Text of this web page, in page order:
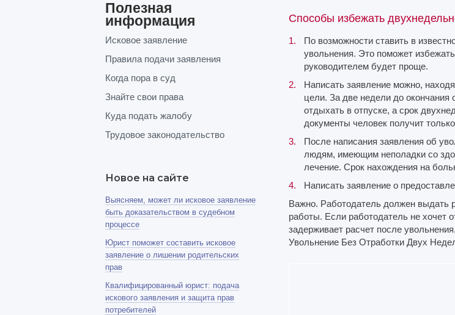
Способы избежать
По возможности ставить в
увольнения. Это поможет
руководителем будет проще.
Написать заявление можно,
цели. За две недели до окончания
отдыхать в отпуске, а срок
документы человек получит
После написания заявления об
людям, имеющим неполадки со
лечение. Срок нахождения на
Написать заявление о
Важно. Работодатель должен выдать
работы. Если работодатель не хочет
задерживает расчет после
Увольнение Без Отработки Двух
Полезная
информация
Исковое заявление
Правила подачи заявления
Когда пора в суд
Знайте свои права
Куда подать жалобу
Трудовое законодательство
Новое на сайте
Выясняем, может ли исковое заявление
быть доказательством в судебном
процессе
Юрист поможет составить исковое
заявление о лишении родительских
прав
Квалифицированный юрист: подача
искового заявления и защита прав
потребителей